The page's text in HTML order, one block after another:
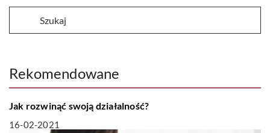
Rekomendowane
BIZNES I REKLAMA
Jak rozwinąć swoją działalność?
16-02-2021